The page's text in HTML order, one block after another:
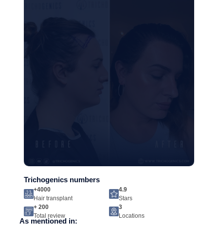
Trichogenics numbers
+4000
Hair transplant
4.9
Stars
+ 200
Total review
3
Locations
As mentioned in: